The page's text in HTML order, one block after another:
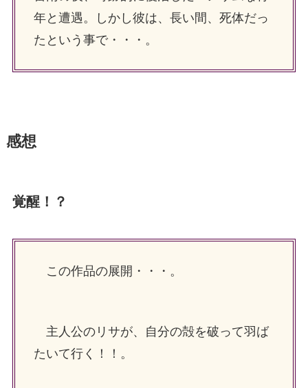
年と遭遇。しかし彼は、長い間、死体だっ
たという事で・・・。
感想
覚醒！？
この作品の展開・・・。
主人公のリサが、自分の殻を破って羽ば
たいて行く！！。